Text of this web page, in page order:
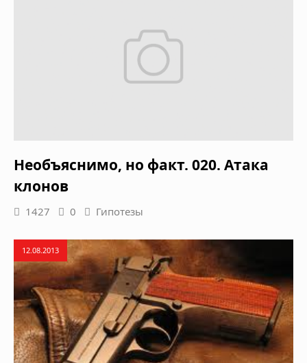
Необъяснимо, но факт. 020. Атака
клонов
1427 0 Гипотезы
12.08.2013